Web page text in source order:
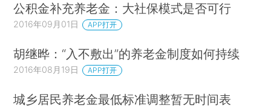
公积金补充养老金：大社保模式是否可行
2016年09月01日 APP打开
胡继晔：“入不敷出”的养老金制度如何持续
2016年08月19日 APP打开
城乡居民养老金最低标准调整暂无时间表